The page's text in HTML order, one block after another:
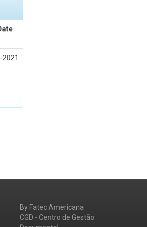
2021
By Fatec Americana
CGD - Centro de Gestão